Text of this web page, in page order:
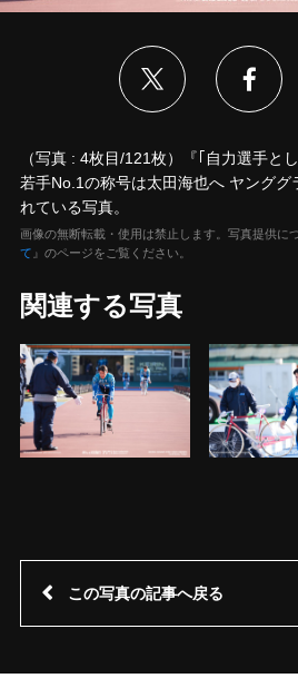
（写真 : 4枚目/121枚）『｢自力選手と
若手No.1の称号は太田海也へ ヤンググ
れている写真。
画像の無断転載・使用は禁止します。写真提供に
て 』のページをご覧ください。
関連する写真
この写真の記事へ戻る